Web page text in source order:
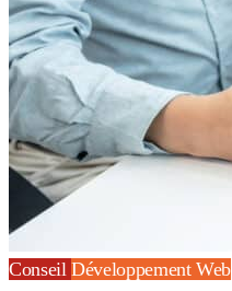
ConseilDéveloppement Web